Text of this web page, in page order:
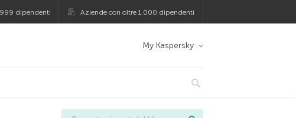
999 dipendenti Aziende con oltre 1.000 dipendenti
My Kaspersky